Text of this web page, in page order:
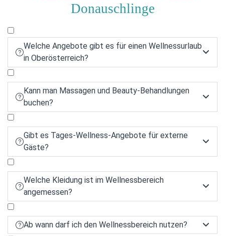
Donauschlinge

Welche Angebote gibt es für einen Wellnessurlaub
in Oberösterreich?


Kann man Massagen und Beauty-Behandlungen
buchen?


Gibt es Tages-Wellness-Angebote für externe
Gäste?


Welche Kleidung ist im Wellnessbereich
angemessen?

Ab wann darf ich den Wellnessbereich nutzen? 